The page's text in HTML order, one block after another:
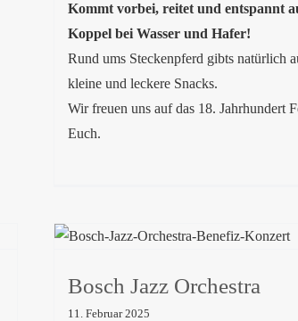
Kommt vorbei, reitet und entspannt
Koppel bei Wasser und Hafer!
Rund ums Steckenpferd gibts natürlich
kleine und leckere Snacks.
Wir freuen uns auf das 18. Jahrhundert
Euch.
Bosch Jazz Orchestra
11. Februar 2025